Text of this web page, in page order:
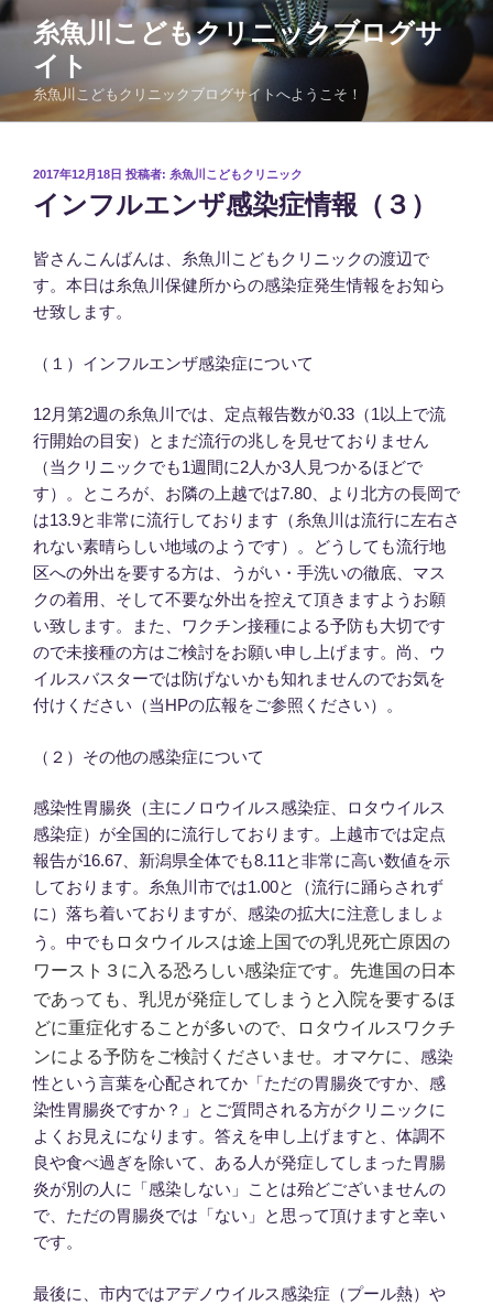
コ
ン
ツ
糸魚川こどもクリニックブログサ
イト
糸魚川こどもクリニックブログサイトへようこそ！
投
日:
2017年12月18日 投稿者: 糸魚川こどもクリニック
インフルエンザ感染症情報（３）
皆さんこんばんは、糸魚川こどもクリニックの渡辺で
す。本日は糸魚川保健所からの感染症発生情報をお知ら
せ致します。
（１）インフルエンザ感染症について
12月第2週の糸魚川では、定点報告数が0.33（1以上で流
行開始の目安）とまだ流行の兆しを見せておりません
（当クリニックでも1週間に2人か3人見つかるほどで
す）。ところが、お隣の上越では7.80、より北方の長岡で
は13.9と非常に流行しております（糸魚川は流行に左右さ
れない素晴らしい地域のようです）。どうしても流行地
区への外出を要する方は、うがい・手洗いの徹底、マス
クの着用、そして不要な外出を控えて頂きますようお願
い致します。また、ワクチン接種による予防も大切です
ので未接種の方はご検討をお願い申し上げます。尚、ウ
イルスバスターでは防げないかも知れませんのでお気を
付けください（当HPの広報をご参照ください）。
（２）その他の感染症について
感染性胃腸炎（主にノロウイルス感染症、ロタウイルス
感染症）が全国的に流行しております。上越市では定点
報告が16.67、新潟県全体でも8.11と非常に高い数値を示
しております。糸魚川市では1.00と（流行に踊らされず
に）落ち着いておりますが、感染の拡大に注意しましょ
う。中でも ロタウイルスは途上国での乳児死亡原因の
ワースト３に入る恐ろしい感染症です。先進国の日本
であっても、乳児が発症してしまうと入院を要するほ
どに重症化することが多いので、ロタウイルスワクチ
ンによる予防をご検討くださいませ。オマケに、
感染
性という言葉を心配されてか「ただの胃腸炎ですか、感
染性胃腸炎ですか？」とご質問される方がクリニックに
よくお見えになります。答えを申し上げますと、体調不
良や食べ過ぎを除いて、ある人が発症してしまった胃腸
炎が別の人に「感染しない」ことは殆どございませんの
で、ただの胃腸炎では「ない」と思って頂けますと幸い
です。
最後に、市内ではアデノウイルス感染症（プール熱）や